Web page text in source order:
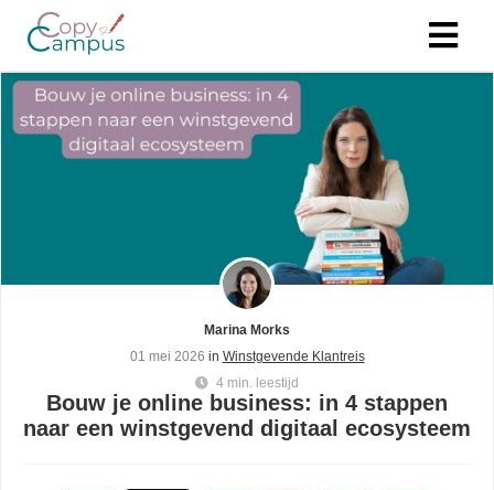
Marina Morks
01 mei 2026 in Winstgevende Klantreis
4 min. leestijd
Bouw je online business: in 4 stappen
naar een winstgevend digitaal ecosysteem